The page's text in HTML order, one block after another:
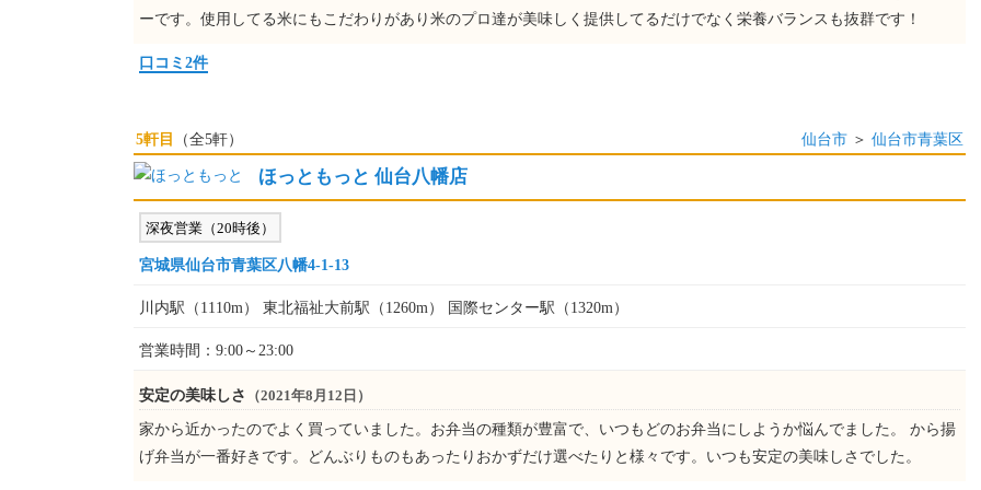
ーです。使用してる米にもこだわりがあり米のプロ達が美味しく提供してるだけでなく栄養バランスも抜群です！
口コミ2件
5軒目 （全5軒） 仙台市 ＞ 仙台市青葉区
ほっともっと 仙台八幡店
深夜営業（20時後）
宮城県仙台市青葉区八幡4-1-13
川内駅（1110m） 東北福祉大前駅（1260m） 国際センター駅（1320m）
営業時間：9:00～23:00
安定の美味しさ （2021年8月12日）
家から近かったのでよく買っていました。お弁当の種類が豊富で、いつもどのお弁当にしようか悩んでました。 から揚
げ弁当が一番好きです。どんぶりものもあったりおかずだけ選べたりと様々です。いつも安定の美味しさでした。